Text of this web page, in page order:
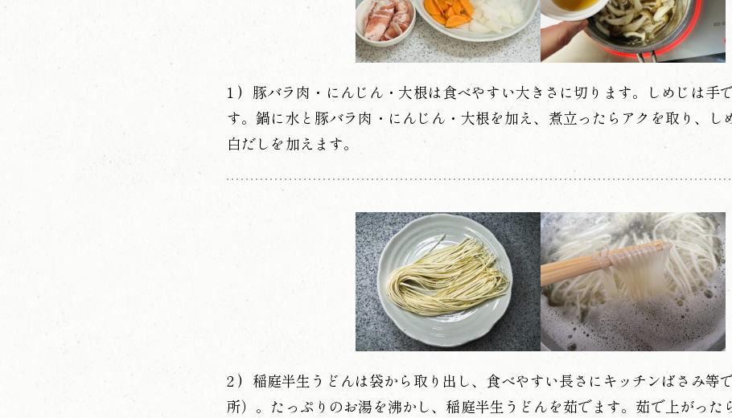
豚バラ肉・にんじん・大根は食べやすい大きさに切ります。しめじは手
す。鍋に水と豚バラ肉・にんじん・大根を加え、煮立ったらアクを取り、し
白だしを加えます。
稲庭半生うどんは袋から取り出し、食べやすい長さにキッチンばさみ等
所）。たっぷりのお湯を沸かし、稲庭半生うどんを茹でます。茹で上がった